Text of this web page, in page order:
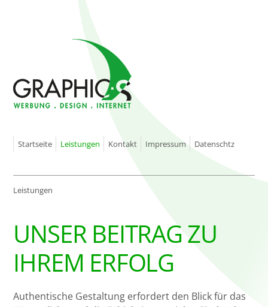
Startseite Leistungen Kontakt Impressum Datenschtz
Leistungen
UNSER BEITRAG ZU
IHREM ERFOLG
Authentische Gestaltung erfordert den Blick für das